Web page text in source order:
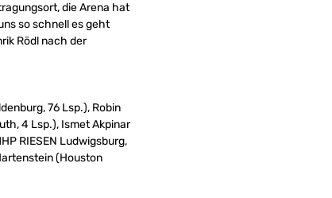
die Arena hat
so schnell es geht
Rödl nach der
76 Lsp.), Robin
4 Lsp.), Ismet Akpinar
RIESEN Ludwigsburg,
(Houston